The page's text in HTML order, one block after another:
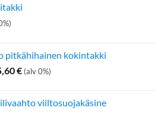
pitkähihainen kokintakki
€Hintaluokka:
25,60 €
(alv 0%)
viiltosuojakäsine